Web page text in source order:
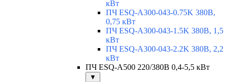
кВт
ПЧ ESQ-A300-043-0.75K 380В,
0,75 кВт
ПЧ ESQ-A300-043-1.5K 380В, 1,5
кВт
ПЧ ESQ-A300-043-2.2K 380В, 2,2
кВт
ПЧ ESQ-A500 220/380В 0,4-5,5 кВт
▼